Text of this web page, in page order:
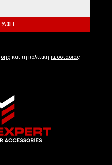
και τη πολιτική προστασίας